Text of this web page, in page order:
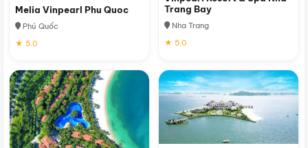
Melia Vinpearl Phu Quoc
Phú Quốc
★ 5.0
Trang Bay
Nha Trang
★ 5.0